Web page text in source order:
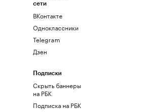
сети
ВКонтакте
Одноклассники
Telegram
Дзен
Подписки
Скрыть баннеры
на РБК
Подписка на РБК